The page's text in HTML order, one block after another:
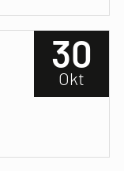
30
Okt